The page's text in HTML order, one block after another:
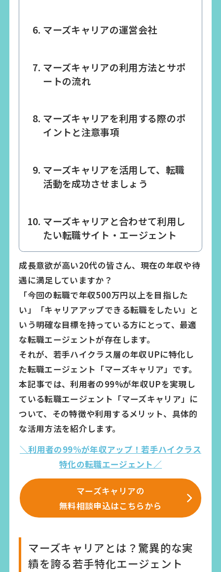
マーズキャリアの運営会社
マーズキャリアの利用方法とサポ
ートの流れ
マーズキャリアを利用する際のポ
イントと注意事項
マーズキャリアを活用して、転職
活動を成功させましょう
マーズキャリアと合わせて利用し
たい転職サイト・エージェント
成長意欲が高い20代の皆さん、現在の年収や待
遇に満足していますか？
「今回の転職で年収500万円以上を目指した
い」「キャリアアップできる転職をしたい」と
いう明確な目標を持っている方にとって、最適
な転職エージェントが存在します。
それが、若手ハイクラス層の年収UPに特化し
た転職エージェント「マーズキャリア」です。
本記事では、利用者の99%が年収UPを実現し
ている転職エージェント「マーズキャリア」に
ついて、その特徴や利用するメリット、具体的
な活用方法を紹介します。
＼利用者の99%が年収アップ！若手ハイクラス
特化の転職エージェント／
マーズキャリアの
無料相談申込はこちらから
マーズキャリアとは？驚異的な実
績を誇る若手特化エージェント